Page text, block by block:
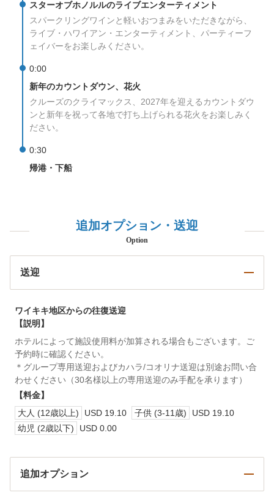
会社概要
プライバシーポリシー
よくある質問
お問い合わせ先
ENGLISH
言語
スターオブホノルルのライブエンターティメント
スパークリングワインと軽いおつまみをいただきながら、
ライブ・ハワイアン・エンターティメント、パーティーフ
ェイバーをお楽しみください。
0:00
新年のカウントダウン、花火
クルーズのクライマックス、2027年を迎えるカウントダウ
ンと新年を祝って各地で打ち上げられる花火をお楽しみく
ださい。
0:30
帰港・下船
追加オプション・送迎
Option
送迎
ワイキキ地区からの往復送迎
【説明】
ホテルによって施設使用料が加算される場合もございます。ご
予約時に確認ください。
＊グループ専用送迎およびカハラ/コオリナ送迎は別途お問い合
わせください（30名様以上の専用送迎のみ手配を承ります）
【料金】
大人 (12歳以上)
USD 19.10 子供 (3-11歳)
USD 19.10
幼児 (2歳以下)
USD 0.00
追加オプション